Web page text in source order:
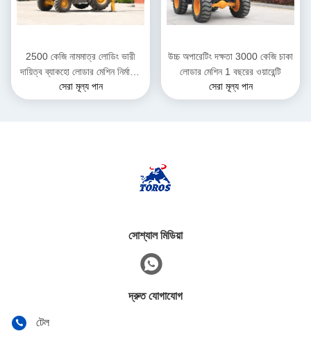
2500 কেজি নামমাত্র লোডিং ভারী
দায়িত্ব ব্যাকহো লোডার মেশিন নির্মাণের
জন্য
সেরা মূল্য পান
উচ্চ অপারেটিং দক্ষতা 3000 কেজি চাকা
লোডার মেশিন 1 বছরের ওয়ারেন্টি
সেরা মূল্য পান
সোশ্যাল মিডিয়া
দ্রুত যোগাযোগ
টেল